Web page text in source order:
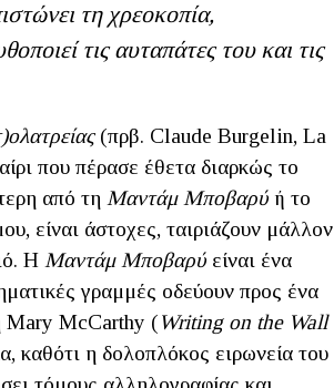
τη χρεοκοπία,
τις αυταπάτες του και τις
(πρβ. Claude Burgelin, La
που πέρασε έθετα διαρκώς το
από τη Μαντάμ Μποβαρύ ή το
είναι άστοχες, ταιριάζουν μάλλον
Η Μαντάμ Μποβαρύ είναι ένα
γραμμές οδεύουν προς ένα
Mary McCarthy (Writing on the Wall
καθότι η δολοπλόκος ειρωνεία του